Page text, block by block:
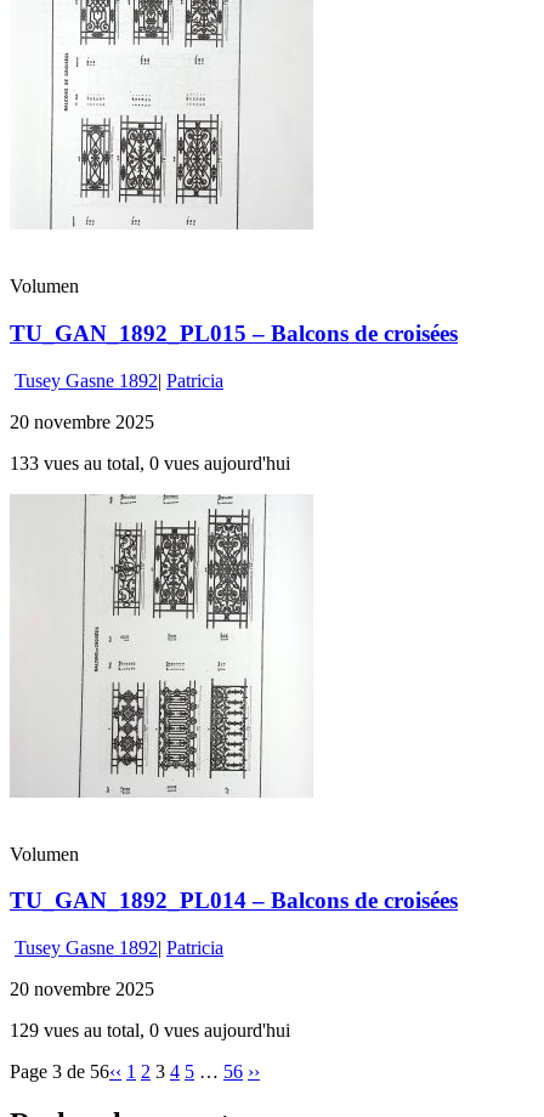
Volumen
TU_GAN_1892_PL015 – Balcons de croisées
Tusey Gasne 1892| Patricia
20 novembre 2025
133 vues au total, 0 vues aujourd'hui
Volumen
TU_GAN_1892_PL014 – Balcons de croisées
Tusey Gasne 1892| Patricia
20 novembre 2025
129 vues au total, 0 vues aujourd'hui
Page 3 de 56‹‹ 1 2 3 4 5 … 56 ››